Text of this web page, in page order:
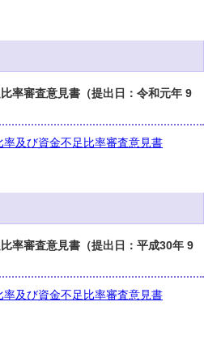
率審査意見書（提出日：令和元年 9
及び資金不足比率審査意見書
率審査意見書（提出日：平成30年 9
及び資金不足比率審査意見書